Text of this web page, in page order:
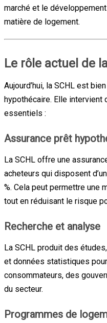
marché et le
matière de logement.
Le rôle actuel de
Aujourd’hui, la SCHL est
hypothécaire. Elle intervient
essentiels :
Assurance prêt
La SCHL offre une
acheteurs qui disposent
%. Cela peut permettre une
tout en réduisant le risque
Recherche et analyse
La SCHL produit des
et données statistiques
consommateurs, des
du secteur.
Programmes de